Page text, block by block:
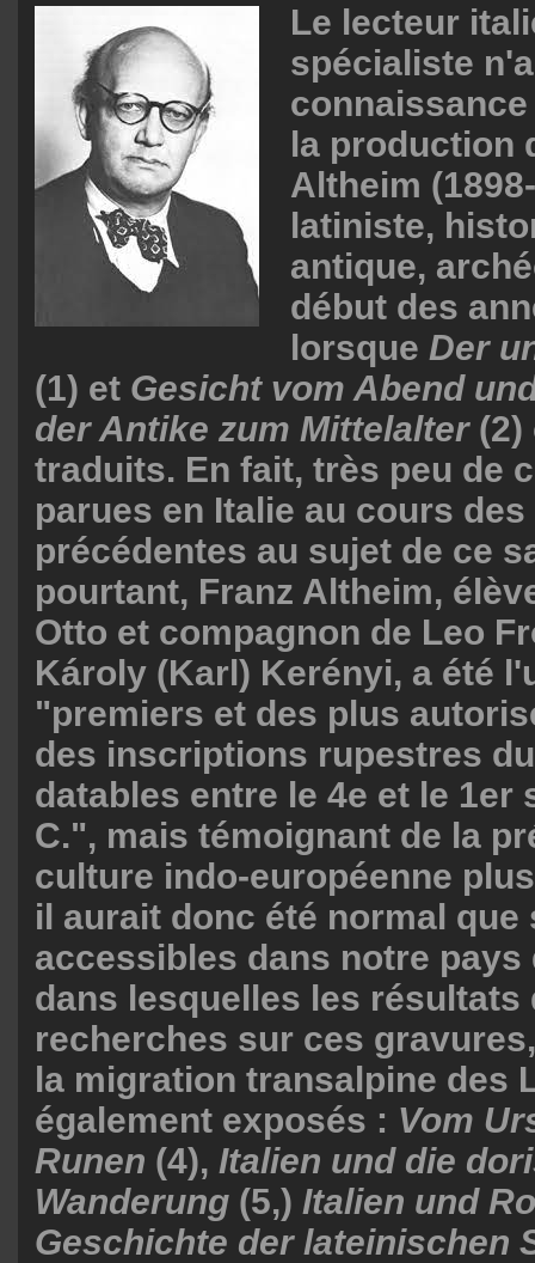
Le lecteur
spécialiste
la production
Altheim
latiniste,
antique,
début des
lorsque Der
(1) et Gesicht vom Abend
der Antike zum Mittelalter (2)
traduits. En fait, très peu de
parues en Italie au cours des
précédentes au sujet de ce
pourtant, Franz Altheim,
Otto et compagnon de Leo
Károly (Karl) Kerényi, a été
"premiers et des plus
des inscriptions rupestres
datables entre le 4e et le 1er
C.", mais témoignant de la
culture indo-européenne
il aurait donc été normal que
accessibles dans notre pays
dans lesquelles les résultats
recherches sur ces
la migration transalpine des
également exposés : Vom
Runen (4), Italien und die
Wanderung (5,) Italien und
Geschichte der lateinischen